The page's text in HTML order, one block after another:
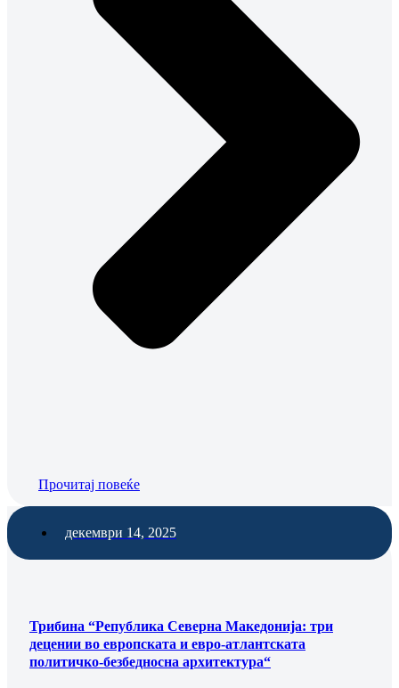
Прочитај повеќе
декември 14, 2025
Трибина “Република Северна Македонија: три
децении во европската и евро-атлантската
политичко-безбедносна архитектура“